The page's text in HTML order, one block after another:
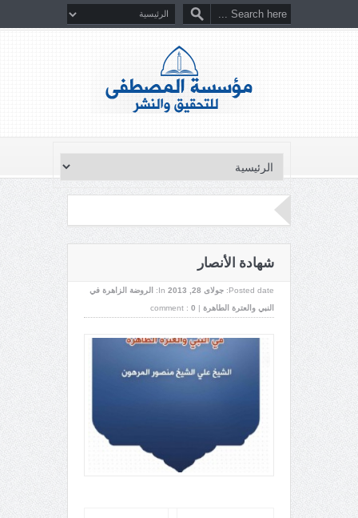
شهادة الأنصار
Posted date: جولای 28, 2013 In:
الروضة الزاهرة في
النبي والعترة الطاهرة |
comment : 0